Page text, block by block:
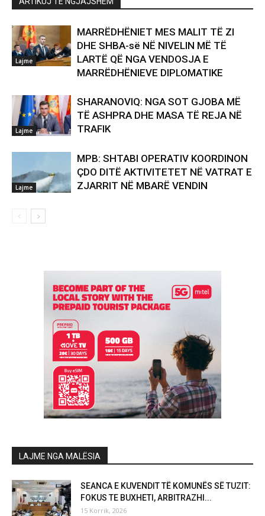
Lajme
MARRËDHËNIET MES MALIT TË ZI
DHE SHBA-së NË NIVELIN MË TË
LARTË QË NGA VENDOSJA E
MARRËDHËNIEVE DIPLOMATIKE
Lajme
SHARANOVIQ: NGA SOT GJOBA MË
TË ASHPRA DHE MASA TË REJA NË
TRAFIK
Lajme
MPB: SHTABI OPERATIV KOORDINON
ÇDO DITË AKTIVITETET NË VATRAT E
ZJARRIT NË MBARË VENDIN
LAJME NGA MALËSIA
SEANCA E KUVENDIT TË KOMUNËS SË TUZIT:
FOKUS TE BUXHETI, ARBITRAZHI...
15 Korrik, 2026